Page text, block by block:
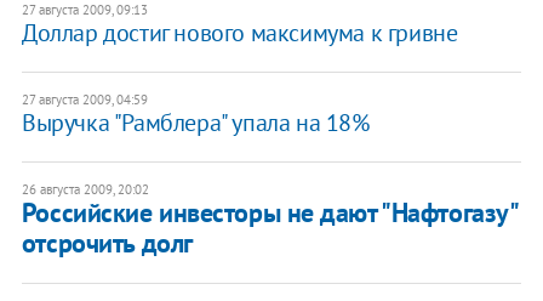
27 августа 2009, 09:13
Доллар достиг нового максимума к гривне
27 августа 2009, 04:59
Выручка "Рамблера" упала на 18%
26 августа 2009, 20:02
Российские инвесторы не дают "Нафтогазу"
отсрочить долг